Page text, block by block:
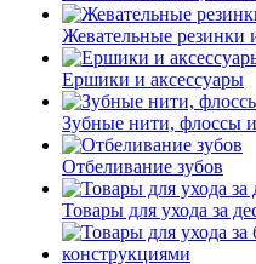
Жевательные резинки
Ершики и аксессуары
Зубные нити, флоссы
Отбеливание зубов
Товары для ухода за